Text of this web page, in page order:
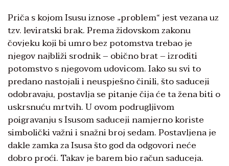
Priča s kojom Isusu iznose „problem“ jest vezana uz
tzv. leviratski brak. Prema židovskom zakonu
čovjeku koji bi umro bez potomstva trebao je
njegov najbliži srodnik – obično brat – izroditi
potomstvo s njegovom udovicom. Iako su svi to
predano nastojali i neuspješno činili, što saduceji
odobravaju, postavlja se pitanje čija će ta žena biti o
uskrsnuću mrtvih. U ovom podrugljivom
poigravanju s Isusom saduceji namjerno koriste
simbolički važni i snažni broj sedam. Postavljena je
dakle zamka za Isusa što god da odgovori neće
dobro proći. Takav je barem bio račun saduceja.